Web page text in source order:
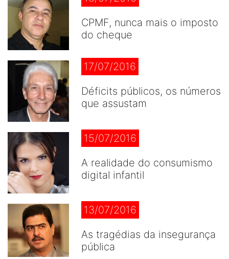
CPMF, nunca mais o imposto
do cheque
17/07/2016
Déficits públicos, os números
que assustam
15/07/2016
A realidade do consumismo
digital infantil
13/07/2016
As tragédias da insegurança
pública